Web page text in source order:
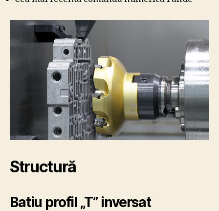
Structură
Batiu profil „T” inversat